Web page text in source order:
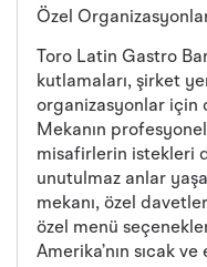
Özel
Toro Latin Gastro
kutlamaları, şirket
organizasyonlar için
Mekanın
misafirlerin istekleri
unutulmaz anlar
mekanı, özel
özel menü
Amerika’nın sıcak